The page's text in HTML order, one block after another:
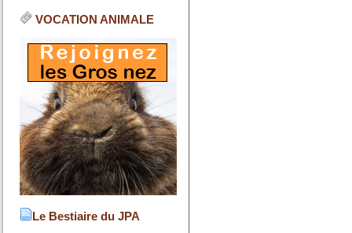
VOCATION ANIMALE
Le Bestiaire du JPA